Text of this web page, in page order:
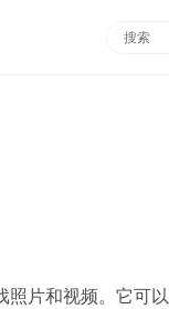
照片和视频。它可以